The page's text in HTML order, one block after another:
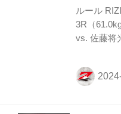
る。金網
ルール
3R（
vs. 佐藤将
る井上だ
てヒット